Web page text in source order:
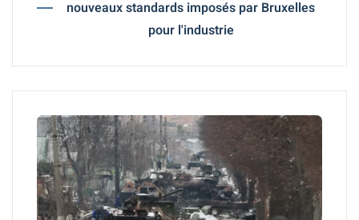
nouveaux standards imposés par Bruxelles
pour l'industrie